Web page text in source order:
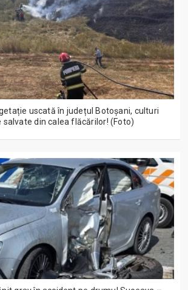
uscată în județul Botoșani, culturi
salvate din calea flăcărilor! (Foto)